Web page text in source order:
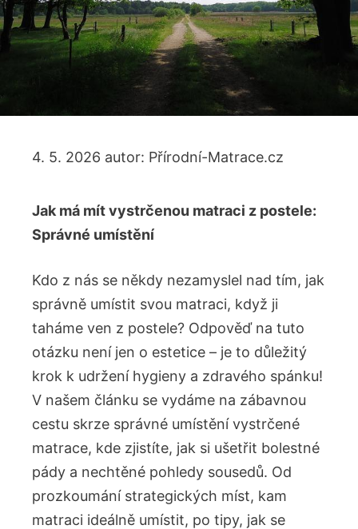
4. 5. 2026 autor: Přírodní-Matrace.cz
Jak má mít vystrčenou matraci z postele:
Správné umístění
Kdo z nás se někdy nezamyslel nad tím, jak
správně umístit svou matraci, když ji
taháme ven z postele? Odpověď na tuto
otázku není jen o estetice – je to důležitý
krok k udržení hygieny a zdravého spánku!
V našem článku se vydáme na zábavnou
cestu skrze správné umístění vystrčené
matrace, kde zjistíte, jak si ušetřit bolestné
pády a nechtěné pohledy sousedů. Od
prozkoumání strategických míst, kam
matraci ideálně umístit, po tipy, jak se